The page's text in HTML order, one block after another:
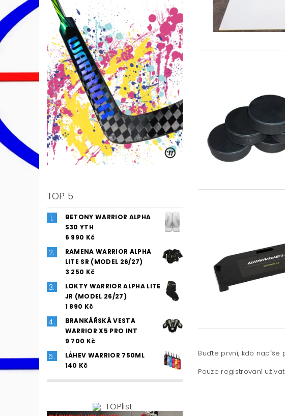
TOP 5
BETONY WARRIOR ALPHA
S30 YTH
6 990 Kč
RAMENA WARRIOR ALPHA
LITE SR (MODEL 26/27)
3 250 Kč
LOKTY WARRIOR ALPHA LITE
JR (MODEL 26/27)
1 890 Kč
BRANKÁŘSKÁ VESTA
WARRIOR X5 PRO INT
9 700 Kč
LÁHEV WARRIOR 750ML
140 Kč
Buďte první, kdo napíše
Pouze registrovaní